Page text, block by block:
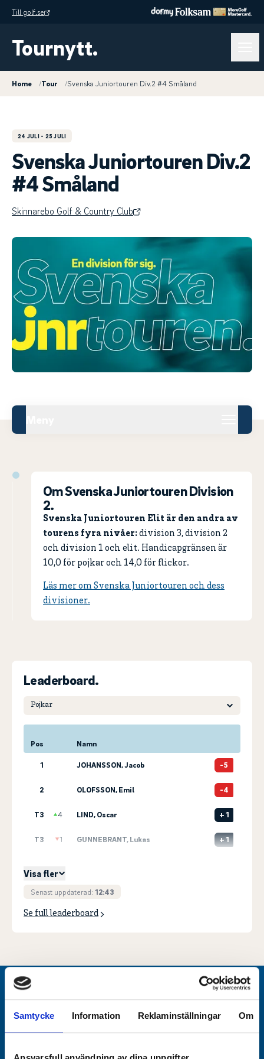
Samtycke Information Reklaminställningar Om
Till golf.se
Tournytt.
Home /Tour /Svenska Juniortouren Div.2 #4 Småland
24 JULI - 25 JULI
Svenska Juniortouren Div.2
#4 Småland
Skinnarebo Golf & Country Club
Om Svenska Juniortouren Division
2.
Svenska Juniortouren Elit är den andra av
tourens fyra nivåer:division 3, division 2
och division 1 och elit. Handicapgränsen är
10,0 för pojkar och 14,0 för flickor.
Läs mer om Svenska Juniortouren och dess
divisioner.
Leaderboard.
Pos Namn
1 JOHANSSON, Jacob -5
2 OLOFSSON, Emil -4
T3 4 LIND, Oscar +1
T3 1 GUNNEBRANT, Lukas +1
Visa fler
Senast uppdaterad: 12:43
Se full leaderboard